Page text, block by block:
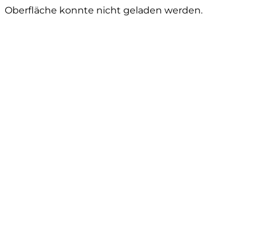
Oberfläche konnte nicht geladen werden.